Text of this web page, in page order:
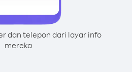
dan telepon dari layar info
mereka